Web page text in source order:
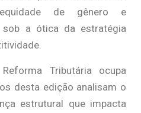
de gênero e
sob a ótica da estratégia
Tributária ocupa
desta edição analisam o
estrutural que impacta